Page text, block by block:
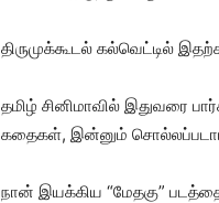
திருமுக்கூடல் கல்வெட்டில்
தமிழ் சினிமாவில் இதுவரை
கதைகள், இன்னும்
நான் இயக்கிய “மேதகு”